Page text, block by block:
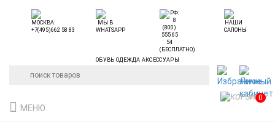
ОБУВЬ ОДЕЖДА АКСЕССУАРЫ
МЕНЮ
0